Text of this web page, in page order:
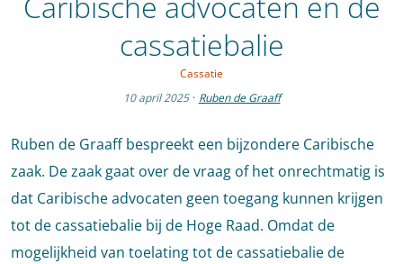
cassatiebalie
Cassatie
10 april 2025 · Ruben de Graaff
Ruben de Graaff bespreekt een bijzondere Caribische
zaak. De zaak gaat over de vraag of het onrechtmatig is
dat Caribische advocaten geen toegang kunnen krijgen
tot de cassatiebalie bij de Hoge Raad. Omdat de
mogelijkheid van toelating tot de cassatiebalie de